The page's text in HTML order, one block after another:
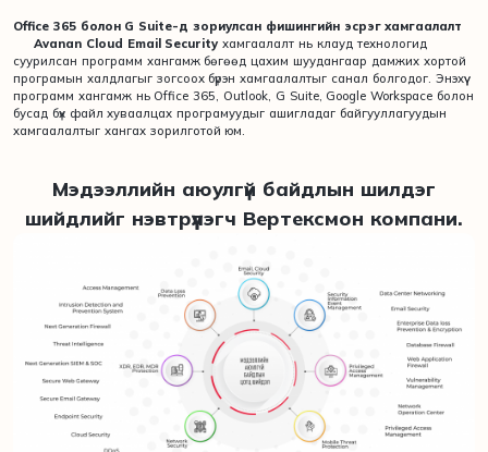
Office 365 болон G Suite-д зориулсан фишингийн эсрэг хамгаалалт
Avanan Cloud Email Securityхамгаалалт нь клауд технологид
суурилсан программ хангамж бөгөөд цахим шуудангаар дамжих хортой
програмын халдлагыг зогсоох бүрэн хамгаалалтыг санал болгодог. Энэхүү
программ хангамж нь Office 365, Outlook, G Suite, Google Workspace болон
бусад бүх файл хуваалцах програмуудыг ашигладаг байгууллагуудын
хамгаалалтыг хангах зорилготой юм.
Мэдээллийн аюулгүй байдлын шилдэг
шийдлийг нэвтрүүлэгч Вертексмон компани.